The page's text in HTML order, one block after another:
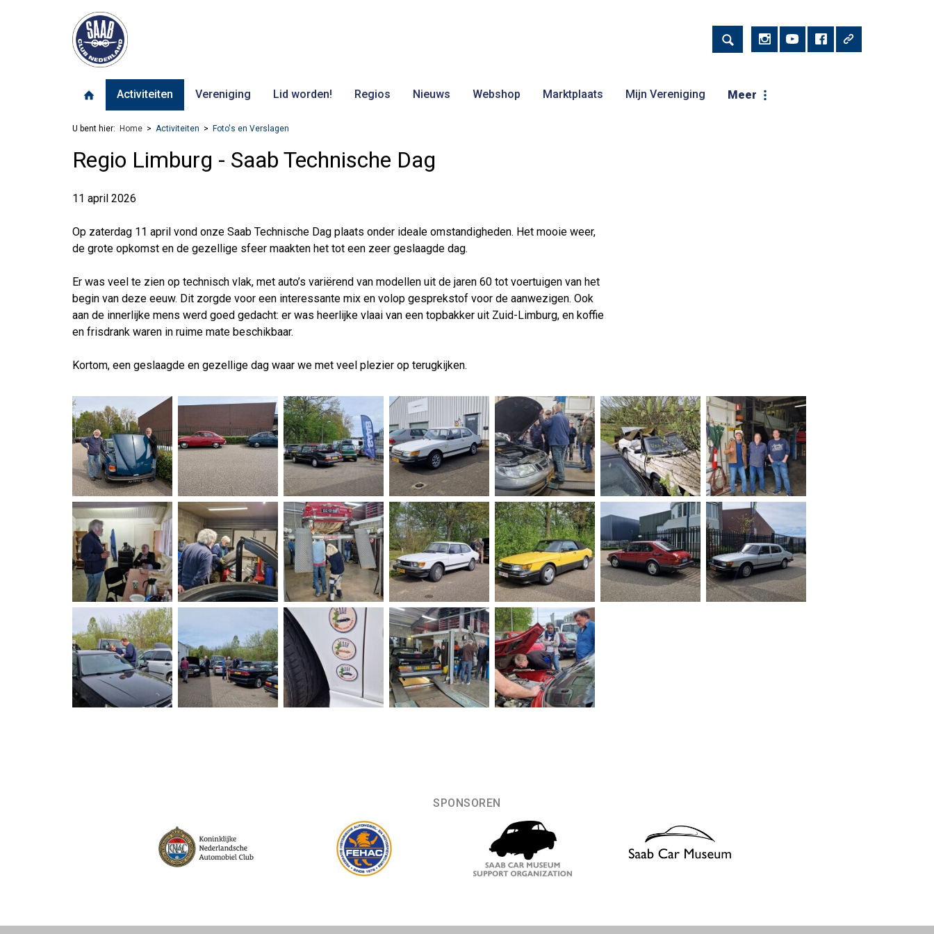
Activiteiten Vereniging Lid worden! Regios Nieuws Webshop Marktplaats Mijn Vereniging Meer
U bent hier: Home Activiteiten Foto's en Verslagen
Regio Limburg - Saab Technische Dag
11 april 2026
Op zaterdag 11 april vond onze Saab Technische Dag plaats onder ideale omstandigheden. Het mooie weer,
de grote opkomst en de gezellige sfeer maakten het tot een zeer geslaagde dag.
Er was veel te zien op technisch vlak, met auto’s variërend van modellen uit de jaren 60 tot voertuigen van het
begin van deze eeuw. Dit zorgde voor een interessante mix en volop gesprekstof voor de aanwezigen. Ook
aan de innerlijke mens werd goed gedacht: er was heerlijke vlaai van een topbakker uit Zuid-Limburg, en koffie
en frisdrank waren in ruime mate beschikbaar.
Kortom, een geslaagde en gezellige dag waar we met veel plezier op terugkijken.
SPONSOREN